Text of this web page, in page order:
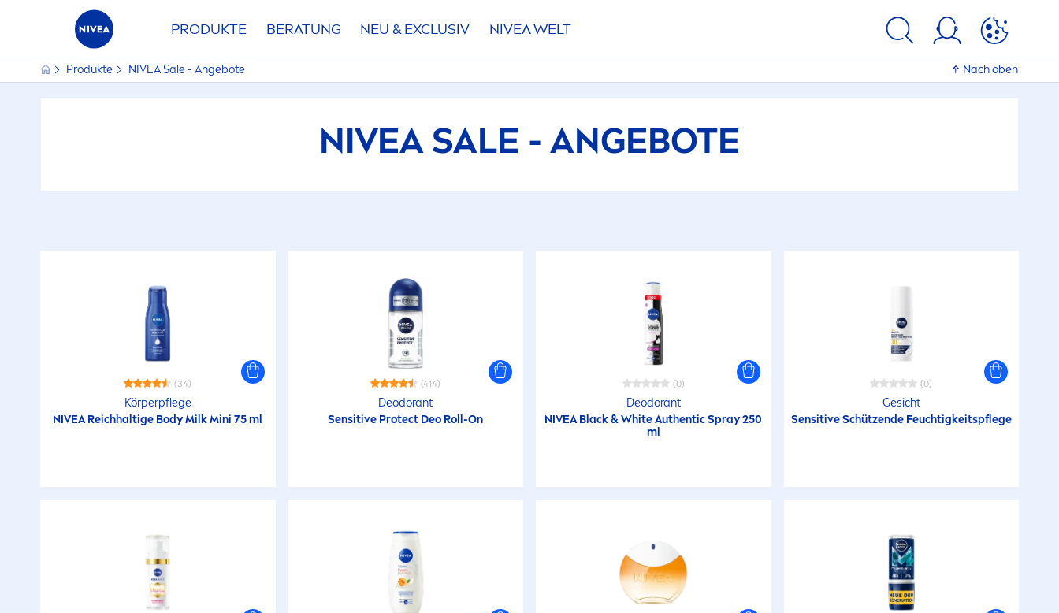
PRODUKTE BERATUNG NEU & EXCLUSIV NIVEAWELT
Produkte NIVEASale - Angebote Nach oben
NIVEASALE - ANGEBOTE
(34)
Körperpflege
NIVEAReichhaltige Body Milk Mini 75 ml
(414)
Deodorant
Sensitive Protect Deo Roll-On
(0)
Deodorant
NIVEA Black&WhiteAuthentic Spray 250
ml
(0)
Gesicht
SensitiveSchützende Feuchtigkeitspflege